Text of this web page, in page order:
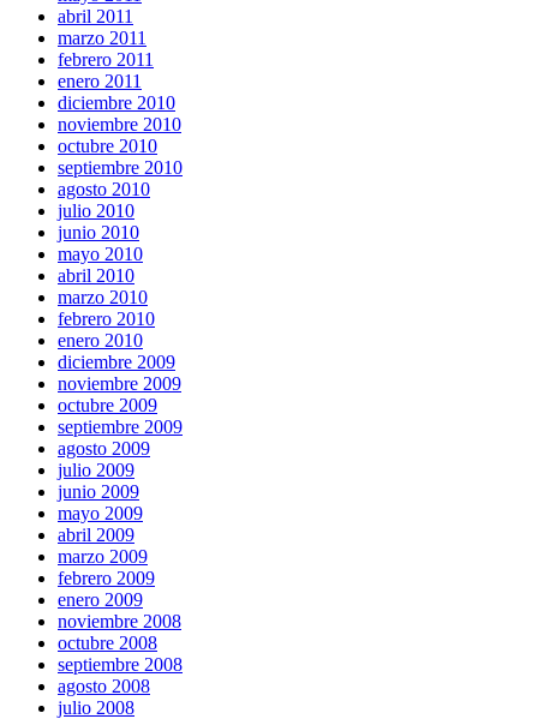
abril 2011
marzo 2011
febrero 2011
enero 2011
diciembre 2010
noviembre 2010
octubre 2010
septiembre 2010
agosto 2010
julio 2010
junio 2010
mayo 2010
abril 2010
marzo 2010
febrero 2010
enero 2010
diciembre 2009
noviembre 2009
octubre 2009
septiembre 2009
agosto 2009
julio 2009
junio 2009
mayo 2009
abril 2009
marzo 2009
febrero 2009
enero 2009
noviembre 2008
octubre 2008
septiembre 2008
agosto 2008
julio 2008